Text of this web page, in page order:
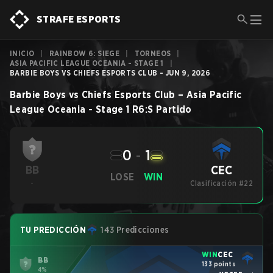
STRAFE ESPORTS
INICIO RAINBOW 6: SIEGE TORNEOS
ASIA PACIFIC LEAGUE OCEANIA - STAGE 1
BARBIE BOYS VS CHIEFS ESPORTS CLUB - JUN 9, 2026
Barbie Boys vs Chiefs Esports Club – Asia Pacific
League Oceania - Stage 1 R6:S Partido
BB
-
LOSE
0 - 1
WIN CEC
Clasificación #22
TU PREDICCIÓN 143 Predicciones
BB
4%
WINCEC
133 points